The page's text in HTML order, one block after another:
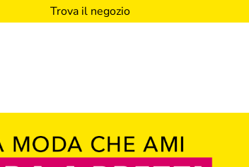
Trova il negozio